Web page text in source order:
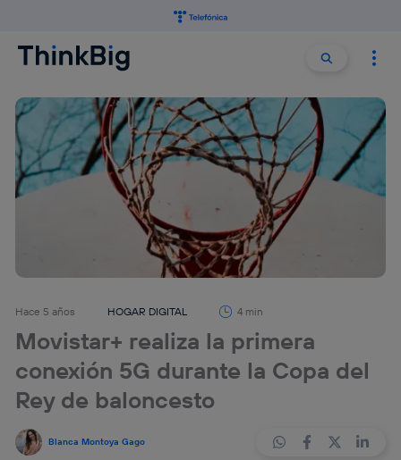
Buscar
Hace 5 años HOGAR DIGITAL 4 min
Movistar+ realiza la primera
conexión 5G durante la Copa del
Rey de baloncesto
Blanca Montoya Gago